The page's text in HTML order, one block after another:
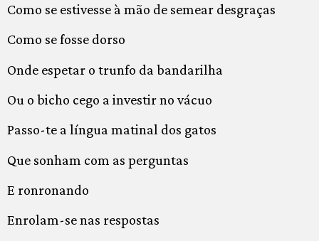
Como se estivesse à mão de semear desgraças
Como se fosse dorso
Onde espetar o trunfo da bandarilha
Ou o bicho cego a investir no vácuo
Passo-te a língua matinal dos gatos
Que sonham com as perguntas
E ronronando
Enrolam-se nas respostas